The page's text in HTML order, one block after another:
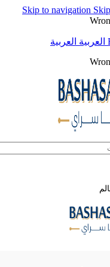
Skip to navigation
العربية